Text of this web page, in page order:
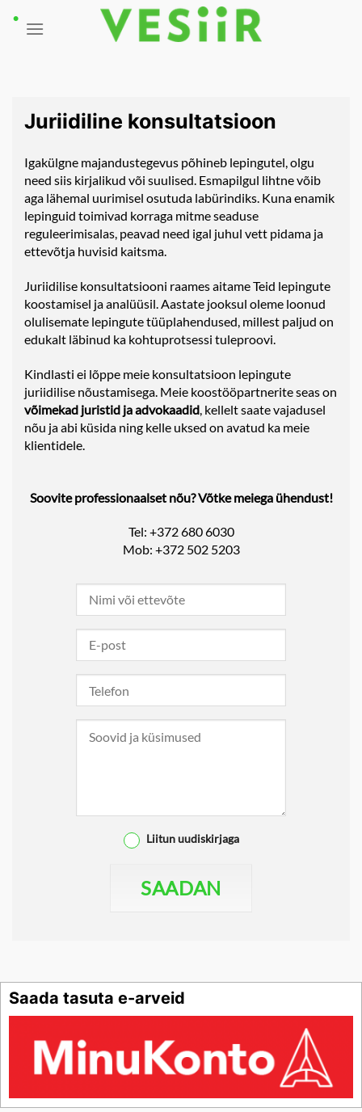
Juriidiline konsultatsioon
Igakülgne majandustegevus põhineb lepingutel, olgu
need siis kirjalikud või suulised. Esmapilgul lihtne võib
aga lähemal uurimisel osutuda labürindiks. Kuna enamik
lepinguid toimivad korraga mitme seaduse
reguleerimisalas, peavad need igal juhul vett pidama ja
ettevõtja huvisid kaitsma.
Juriidilise konsultatsiooni raames aitame Teid lepingute
koostamisel ja analüüsil. Aastate jooksul oleme loonud
olulisemate lepingute tüüplahendused, millest paljud on
edukalt läbinud ka kohtuprotsessi tuleproovi.
Kindlasti ei lõppe meie konsultatsioon lepingute
juriidilise nõustamisega. Meie koostööpartnerite seas on
võimekad juristid ja advokaadid , kellelt saate vajadusel
nõu ja abi küsida ning kelle uksed on avatud ka meie
klientidele.
Soovite professionaalset nõu? Võtke meiega ühendust!
Tel: +372 680 6030
Mob: +372 502 5203
Liitun uudiskirjaga
SAADAN
Saada tasuta e-arveid